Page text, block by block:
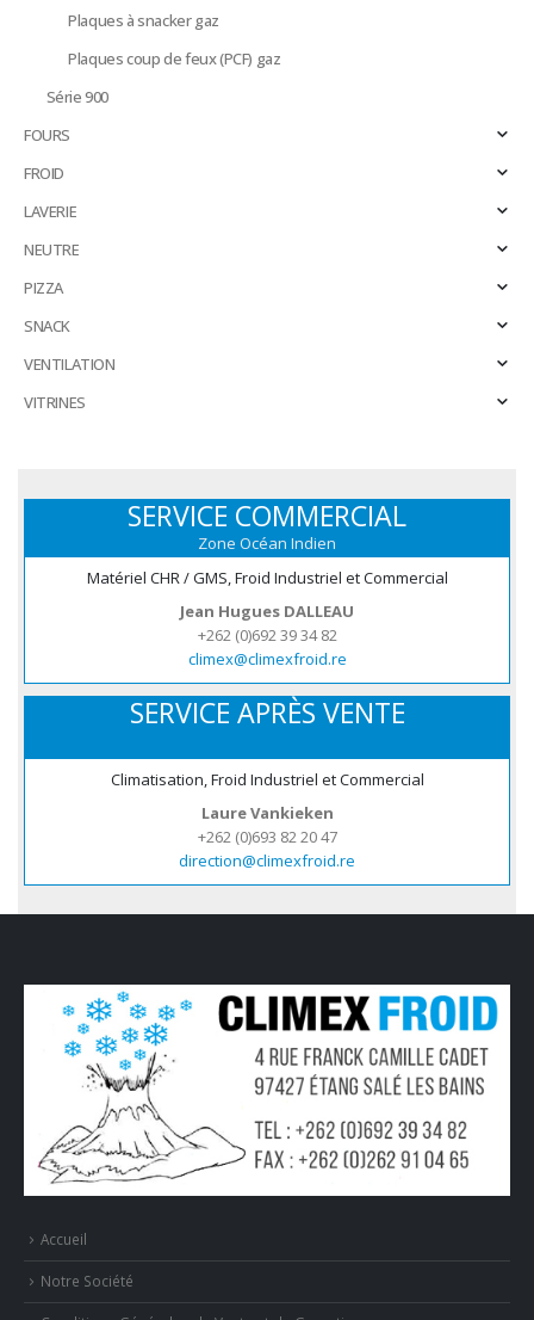
Plaques à snacker gaz
Plaques coup de feux (PCF) gaz
Série 900
FOURS
FROID
LAVERIE
NEUTRE
PIZZA
SNACK
VENTILATION
VITRINES
SERVICE COMMERCIAL
Zone Océan Indien
Matériel CHR / GMS, Froid Industriel et Commercial
Jean Hugues DALLEAU
+262 (0)692 39 34 82
climex@climexfroid.re
SERVICE APRÈS VENTE
Climatisation, Froid Industriel et Commercial
Laure Vankieken
+262 (0)693 82 20 47
direction@climexfroid.re
Accueil
Notre Société